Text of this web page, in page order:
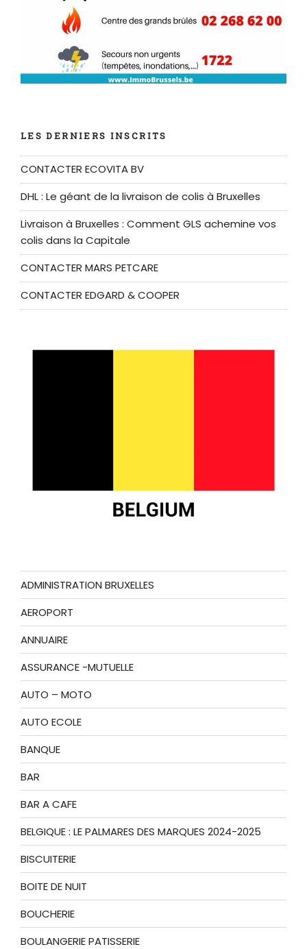
LES DERNIERS INSCRITS
CONTACTER ECOVITA BV
DHL : Le géant de la livraison de colis à Bruxelles
Livraison à Bruxelles : Comment GLS achemine vos
colis dans la Capitale
CONTACTER MARS PETCARE
CONTACTER EDGARD & COOPER
ADMINISTRATION BRUXELLES
AEROPORT
ANNUAIRE
ASSURANCE -MUTUELLE
AUTO – MOTO
AUTO ECOLE
BANQUE
BAR
BAR A CAFE
BELGIQUE : LE PALMARES DES MARQUES 2024-2025
BISCUITERIE
BOITE DE NUIT
BOUCHERIE
BOULANGERIE PATISSERIE